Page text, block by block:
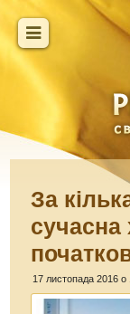
За
сучасна
17 листопада 2016 о